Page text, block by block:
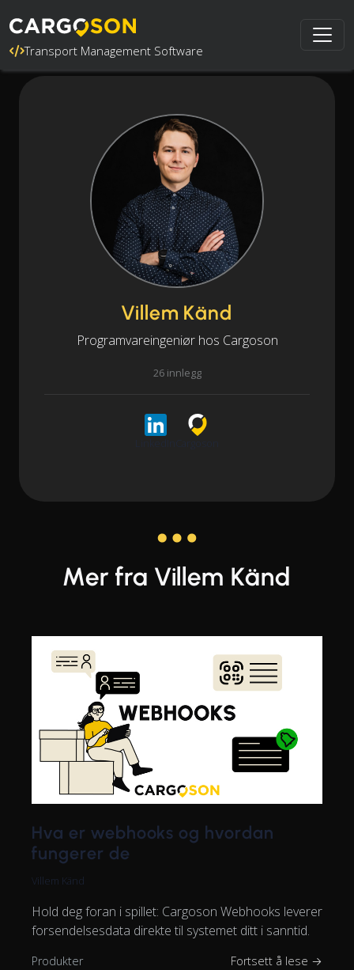
Transport Management Software
Villem Känd
Programvareingeniør hos Cargoson
26 innlegg
Mer fra Villem Känd
Hva er webhooks og hvordan
fungerer de
Villem Känd
Hold deg foran i spillet: Cargoson Webhooks leverer
forsendelsesdata direkte til systemet ditt i sanntid.
Produkter Fortsett å lese →